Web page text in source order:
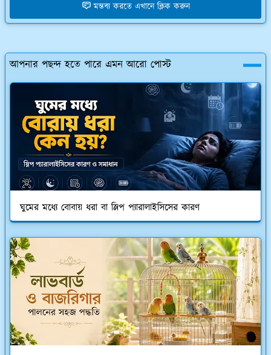
মন্তব্য করতে এখানে ক্লিক করুন
আপনার পছন্দ হতে পারে এমন আরো পোস্ট
ঘুমের মধ্যে বোবায় ধরা বা স্লিপ প্যারালাইসিসের কারণ